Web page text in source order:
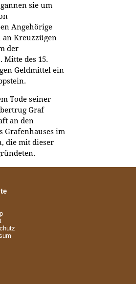
sie um
Angehörige
an Kreuzzügen
der
Mitte des 15.
Geldmittel ein
Tode seiner
Graf
an den
Grafenhauses im
die mit dieser